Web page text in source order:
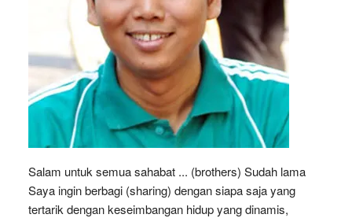
Salam untuk semua sahabat ... (brothers) Sudah lama
Saya ingin berbagi (sharing) dengan siapa saja yang
tertarik dengan keseimbangan hidup yang dinamis,